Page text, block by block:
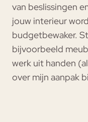
van beslissingen
jouw interieur
budgetbewaker.
bijvoorbeeld
werk uit handen
over mijn aanpak